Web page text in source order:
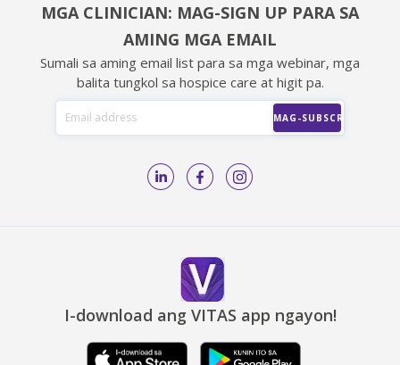
MGA CLINICIAN: MAG-SIGN UP PARA SA
AMING MGA EMAIL
Sumali sa aming email list para sa mga webinar, mga
balita tungkol sa hospice care at higit pa.
I-download ang VITAS app ngayon!